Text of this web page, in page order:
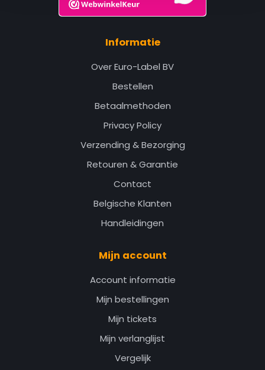
Informatie
Over Euro-Label BV
Bestellen
Betaalmethoden
Privacy Policy
Verzending & Bezorging
Retouren & Garantie
Contact
Belgische Klanten
Handleidingen
Mijn account
Account informatie
Mijn bestellingen
Mijn tickets
Mijn verlanglijst
Vergelijk